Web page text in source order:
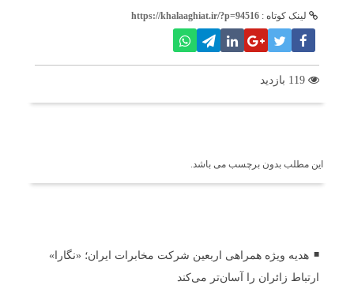
لینک کوتاه : https://khalaaghiat.ir/?p=94516
این مطلب بدون برچسب می باشد.
هدیه ویژه همراهی اربعین شرکت مخابرات ایران؛ «نگارا»
ارتباط زائران را آسان‌تر می‌کند